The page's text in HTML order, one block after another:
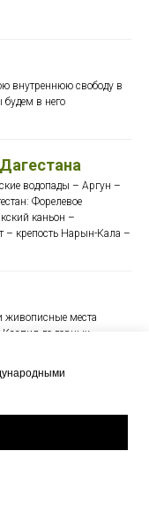
внутреннюю свободу в
будем в него
водопады – Аргун –
Форелевое
каньон –
– крепость Нарын-Кала –
живописные места
Каспия до горных
радушием раскрыть Вам
традициями, местной